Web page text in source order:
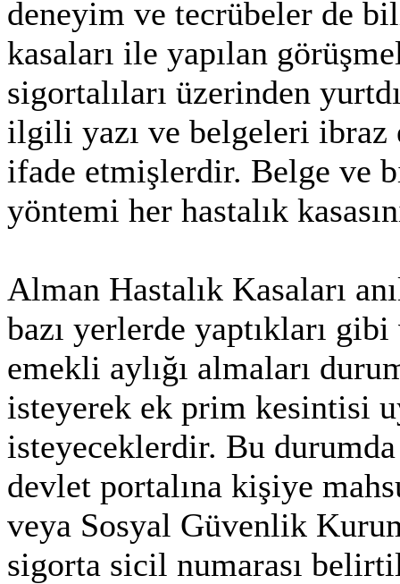
deneyim ve tecrübeler de
kasaları ile yapılan
sigortalıları üzerinden
ilgili yazı ve belgeleri
ifade etmişlerdir. Belge ve
yöntemi her hastalık
Alman Hastalık Kasaları
bazı yerlerde yaptıkları
emekli aylığı almaları
isteyerek ek prim kesintisi
isteyeceklerdir. Bu durumda
devlet portalına kişiye
veya Sosyal Güvenlik
sigorta sicil numarası